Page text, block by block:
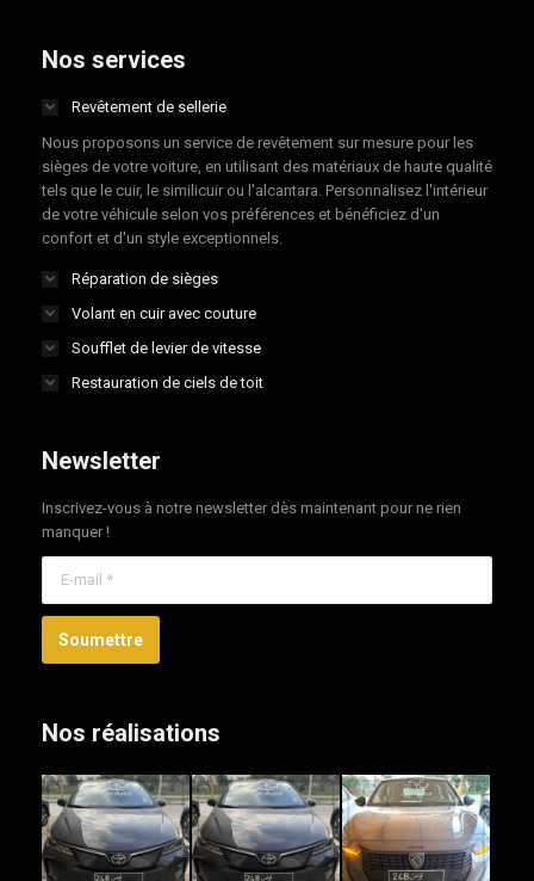
opens
new
window
opens
new
window
opens
new
window
opens
new
window
Nos services
Revêtement de sellerie
Nous proposons un service de revêtement sur mesure pour les
sièges de votre voiture, en utilisant des matériaux de haute qualité
tels que le cuir, le similicuir ou l'alcantara. Personnalisez l'intérieur
de votre véhicule selon vos préférences et bénéficiez d'un
confort et d'un style exceptionnels.
Réparation de sièges
Volant en cuir avec couture
Soufflet de levier de vitesse
Restauration de ciels de toit
Newsletter
Inscrivez-vous à notre newsletter dès maintenant pour ne rien
manquer !
Soumettre
Nos réalisations